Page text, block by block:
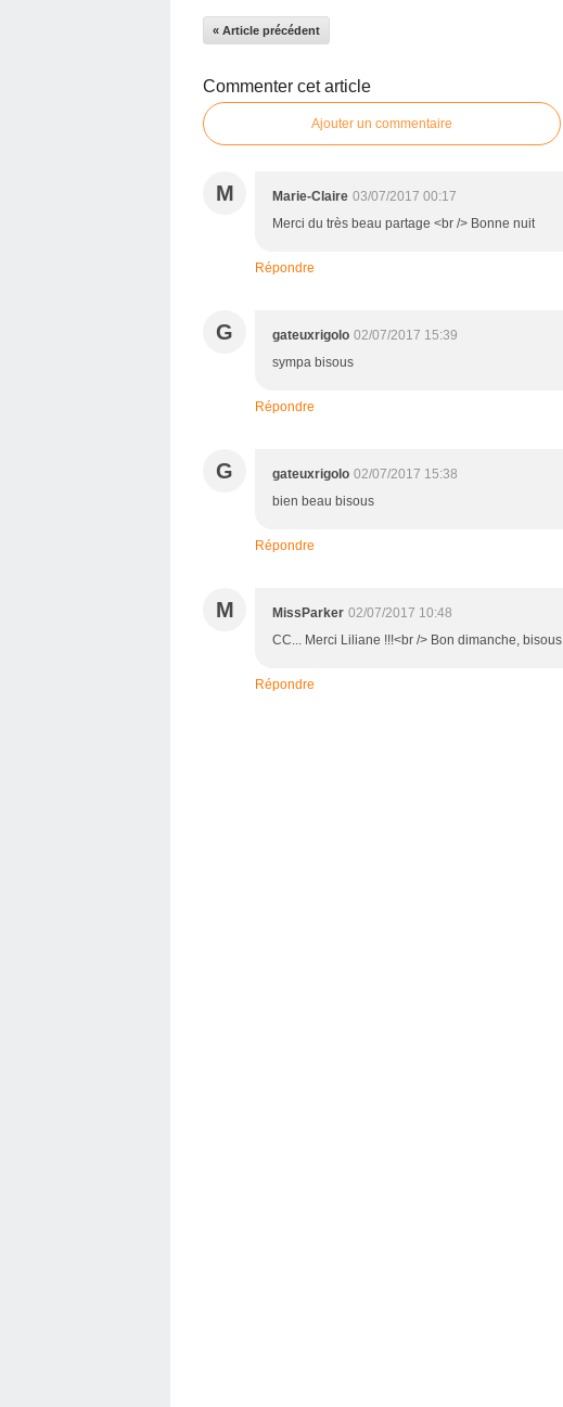
« Article précédent
Commenter cet article
Ajouter un commentaire
M Marie-Claire 03/07/2017 00:17
Merci du très beau partage <br /> Bonne nuit
Répondre
G gateuxrigolo 02/07/2017 15:39
sympa bisous
Répondre
G gateuxrigolo 02/07/2017 15:38
bien beau bisous
Répondre
M MissParker 02/07/2017 10:48
CC... Merci Liliane !!!<br /> Bon dimanche, bisous
Répondre